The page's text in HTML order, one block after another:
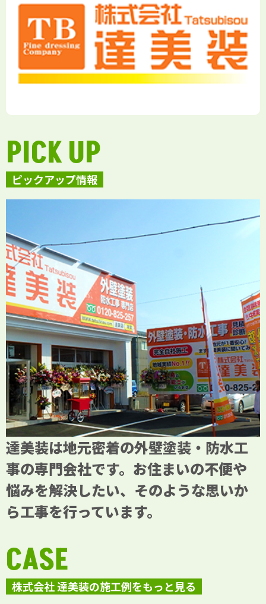
ピックアップ情報
PICK UP
達美装は地元密着の外壁塗装・防水工
事の専門会社です。お住まいの不便や
悩みを解決したい、そのような思いか
ら工事を行っています。
株式会社 達美装の施工例をもっと見る
CASE